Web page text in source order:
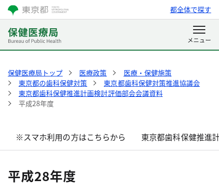
都全体で探す
保健医療局トップ 医療政策
医療・保健施策
東京都の歯科保健対策
東京都歯科保健対策推進協議会
東京都歯科保健推進計画検討評価部会会議資料
平成28年度
※スマホ利用の方はこちらから 東京都歯科保健推進
平成28年度